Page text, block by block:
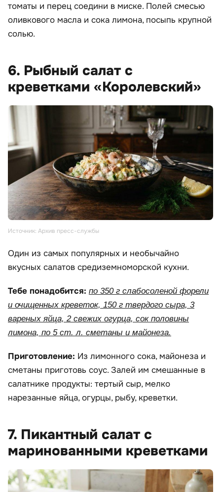
томаты и перец соедини в миске. Полей смесью
оливкового масла и сока лимона, посыпь крупной
солью.
6. Рыбный салат с
креветками «Королевский»
Источник: Архив пресс-службы
Один из самых популярных и необычайно
вкусных салатов средиземноморской кухни.
Тебе понадобится: по 350 г слабосоленой форели
и очищенных креветок, 150 г твердого сыра, 3
вареных яйца, 2 свежих огурца, сок половины
лимона, по 5 ст. л. сметаны и майонеза.
Приготовление: Из лимонного сока, майонеза и
сметаны приготовь соус. Залей им смешанные в
салатнике продукты: тертый сыр, мелко
нарезанные яйца, огурцы, рыбу, креветки.
7. Пикантный салат с
маринованными креветками